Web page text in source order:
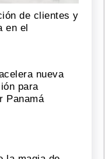
de clientes y
en el
nueva
para
Panamá